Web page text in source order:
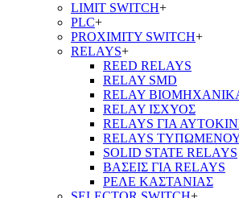
LIMIT SWITCH+
PLC+
PROXIMITY SWITCH+
RELAYS+
REED RELAYS
RELAY SMD
RELAY
RELAY ΙΣΧΥΟΣ
RELAYS ΓΙΑ
RELAYS
SOLID STATE RELAYS
ΒΑΣΕΙΣ ΓΙΑ RELAYS
ΡΕΛΕ ΚΑΣΤΑΝΙΑΣ